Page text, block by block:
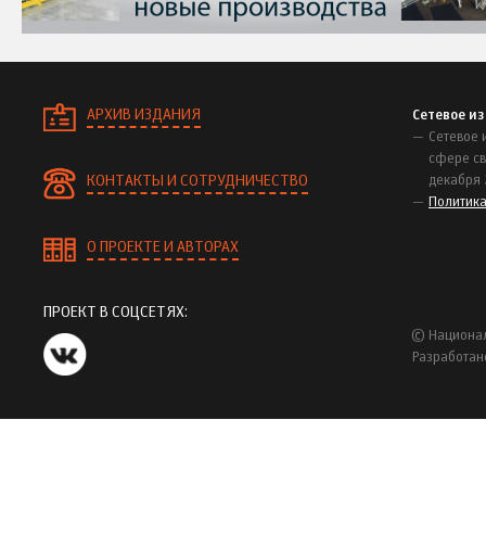
АРХИВ ИЗДАНИЯ
КОНТАКТЫ И СОТРУДНИЧЕСТВО
О ПРОЕКТЕ И АВТОРАХ
Сетевое
Сетевое
сфере
декабря
ПРОЕКТ В СОЦСЕТЯХ:
©